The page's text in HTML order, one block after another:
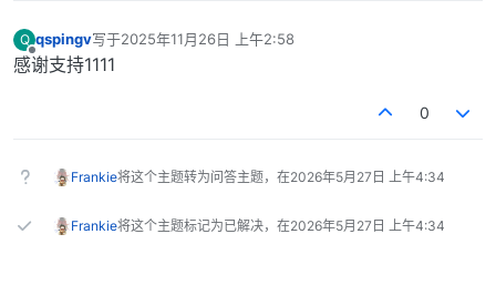
Q
离线
qspingv写于2025年11月26日 上午2:58
最后由 编辑
感谢支持1111
0
Frankie将这个主题转为问答主题，在2026年5月27日 上午4:34
Frankie将这个主题标记为已解决，在2026年5月27日 上午4:34